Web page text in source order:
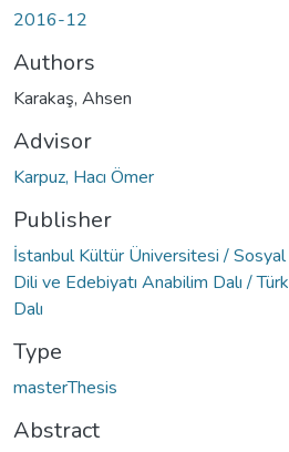
2016-12
Authors
Karakaş, Ahsen
Advisor
Karpuz, Hacı Ömer
Publisher
İstanbul Kültür Üniversitesi /
Dili ve Edebiyatı Anabilim Dalı /
Dalı
Type
masterThesis
Abstract